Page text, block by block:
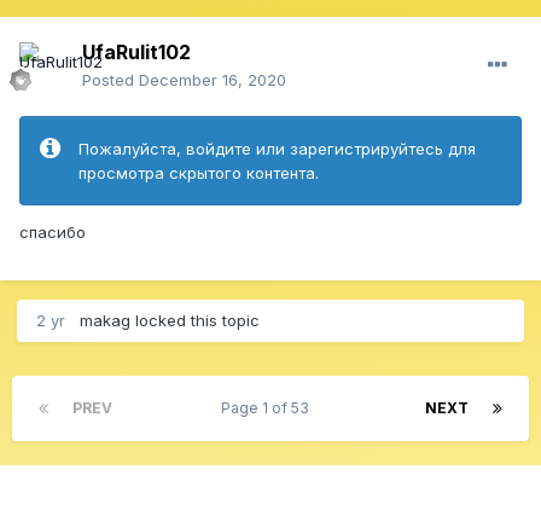
UfaRulit102
Posted December 16, 2020
Пожалуйста, войдите или зарегистрируйтесь для
просмотра скрытого контента.
спасибо
2 yr makag locked this topic
PREV NEXT
Page 1 of 53